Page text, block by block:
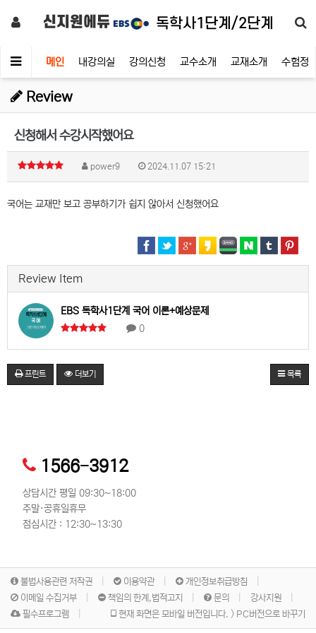
신지원에듀 독학사1단계/2단계
메인 내강의실 강의신청 교수소개 교재소개 수험정
Review
신청해서 수강시작했어요
power9 2024.11.07 15:21
국어는 교재만 보고 공부하기가 쉽지 않아서 신청했어요
Review Item
EBS 독학사1단계 국어 이론+예상문제
0
프린트 더보기 목록
1566-3912
상담시간 평일 09:30~18:00
주말·공휴일휴무
점심시간 : 12:30~13:30
불법사용관련 저작권 이용약관
개인정보취급방침
이메일 수집거부
책임의 한계,법적고지 문의
강사지원
필수프로그램
현재 화면은 모바일 버전입니다. > PC버전으로 바꾸기